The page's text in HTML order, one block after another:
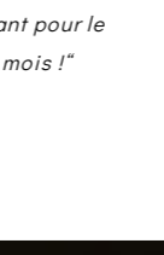
pour le
!